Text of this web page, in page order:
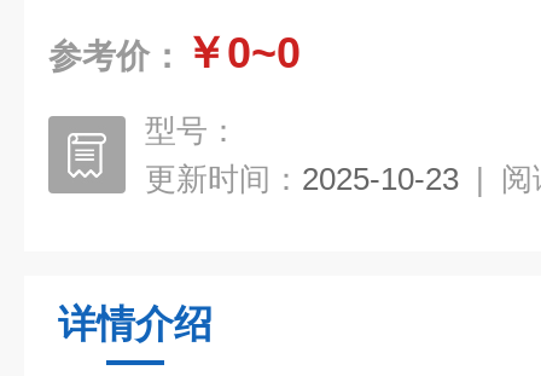
参考价： ￥0~0
型号：
更新时间： 2025-10-23 | 阅
详情介绍